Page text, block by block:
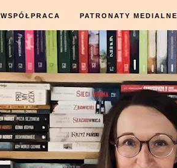
WSPÓŁPRACA PATRONATY MEDIALNE